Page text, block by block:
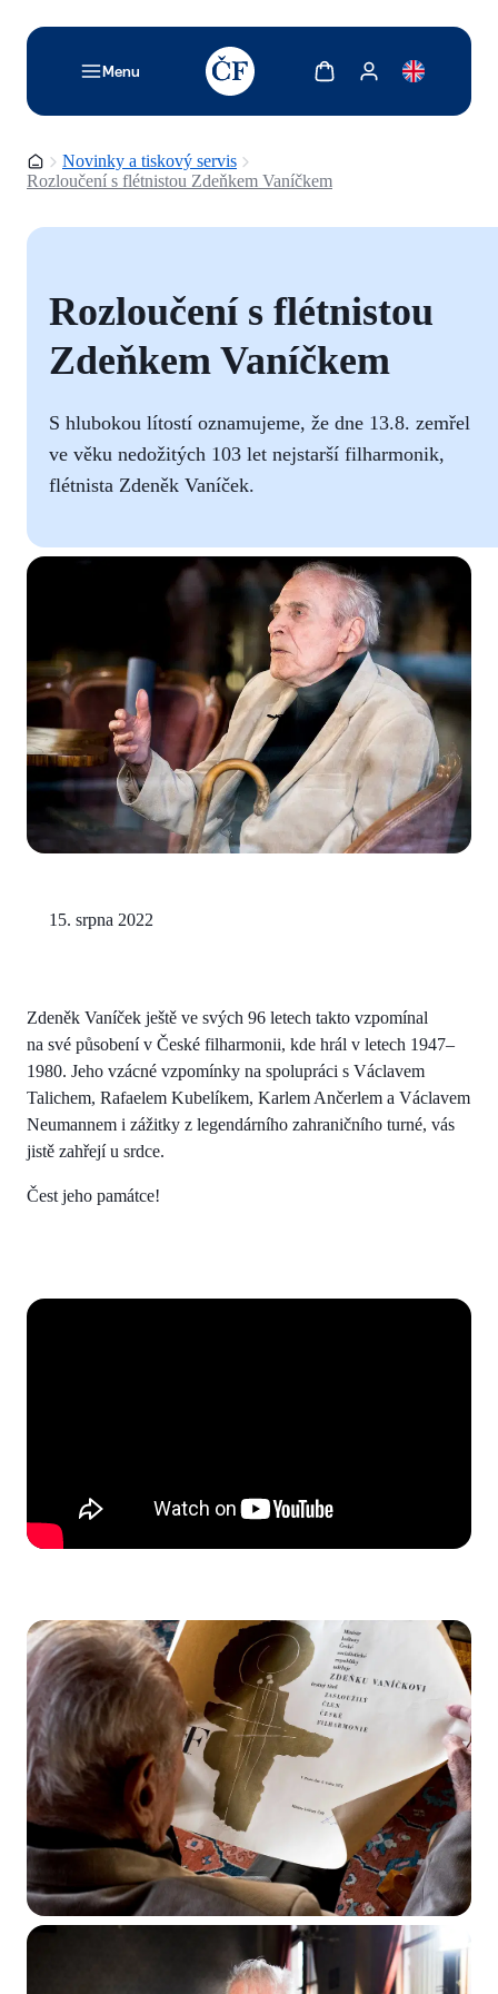
Menu
TODO: Add description for reader
Zobrazit košíkZobrazit můj účet
Domovská stránka
Novinky a tiskový servis
Rozloučení s flétnistou Zdeňkem Vaníčkem
Rozloučení s flétnistou
Zdeňkem Vaníčkem
S hlubokou lítostí oznamujeme, že dne 13.8. zemřel
ve věku nedožitých 103 let nejstarší filharmonik,
flétnista Zdeněk Vaníček.
15. srpna 2022
Zdeněk Vaníček ještě ve svých 96 letech takto vzpomínal
na své působení v České filharmonii, kde hrál v letech 1947–
1980. Jeho vzácné vzpomínky na spolupráci s Václavem
Talichem, Rafaelem Kubelíkem, Karlem Ančerlem a Václavem
Neumannem i zážitky z legendárního zahraničního turné, vás
jistě zahřejí u srdce.
Čest jeho památce!